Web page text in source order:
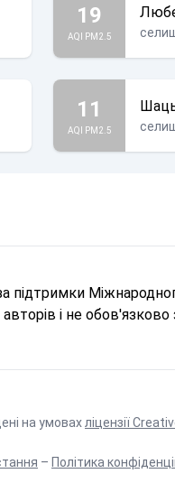
19
AQI PM2.5
11
AQI PM2.5
підтримки
і не
на умовахліцензії
– Політика